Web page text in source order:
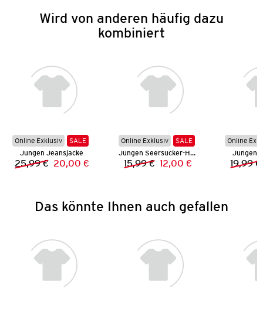
Wird von anderen häufig dazu
kombiniert
Online Exklusiv
SALE
Jungen Jeansjacke
Vorheriger Preis:
25,99 € Neuer Preis:
20,00 €
Online Exklusiv
SALE
Jungen Seersucker-Hemd
Vorheriger Preis:
15,99 € Neuer Preis:
12,00 €
Online
Jungen
19,99 €
Das könnte Ihnen auch gefallen